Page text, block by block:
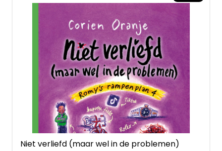
illustrator Marja Meijer werken al jaren met veel
plezier aan de boeken over juf Fiep op AVI-3/4
Niet verliefd (maar wel in de problemen)